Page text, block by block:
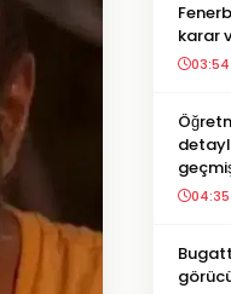
karar
03:54
04:35